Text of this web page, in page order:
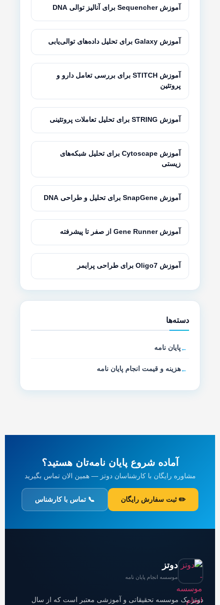
آموزش Sequencher برای آنالیز توالی DNA
آموزش Galaxy برای تحلیل داده‌های توالی‌یابی
آموزش STITCH برای بررسی تعامل دارو و
پروتئین
آموزش STRING برای تحلیل تعاملات پروتئینی
آموزش Cytoscape برای تحلیل شبکه‌های
زیستی
آموزش SnapGene برای تحلیل و طراحی DNA
آموزش Gene Runner از صفر تا پیشرفته
آموزش Oligo7 برای طراحی پرایمر
دسته‌ها
پایان نامه
هزینه و قیمت انجام پایان نامه
آماده شروع پایان نامه‌تان هستید؟
مشاوره رایگان با کارشناسان دوتز — همین الان تماس بگیرید
✏️ ثبت سفارش رایگان 📞 تماس با کارشناس
دوتز
موسسه انجام پایان نامه
دوتز یک موسسه تحقیقاتی و آموزشی معتبر است که از سال